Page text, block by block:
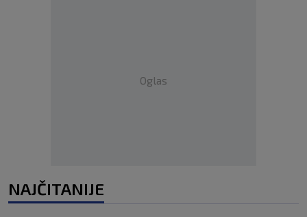
Oglas
NAJČITANIJE